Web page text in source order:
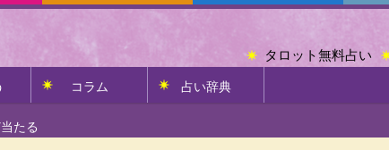
タロット無料占い
コラム 占い辞典
たる